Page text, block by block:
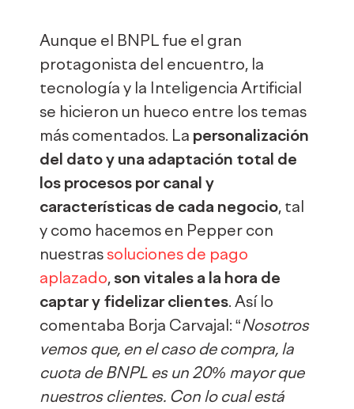
Aunque el BNPL fue el gran
protagonista del encuentro, la
tecnología y la Inteligencia Artificial
se hicieron un hueco entre los temas
más comentados. La personalización
del dato y una adaptación total de
los procesos por canal y
características de cada negocio, tal
y como hacemos en Pepper con
nuestras soluciones de pago
aplazado, son vitales a la hora de
captar y fidelizar clientes. Así lo
comentaba Borja Carvajal: “Nosotros
vemos que, en el caso de compra, la
cuota de BNPL es un 20% mayor que
nuestros clientes. Con lo cual está